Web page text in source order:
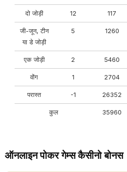
दो जोड़ी 12 117
जी-जून, टीन
या डे जोड़ी
5 1260
एक जोड़ी 2 5460
वोंग 1 2704
परास्त -1 26352
कुल 35960
ऑनलाइन पोकर गेम्स कैसीनो बोनस